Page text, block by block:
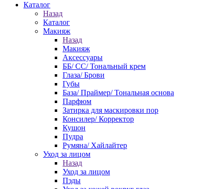
Каталог
Назад
Каталог
Макияж
Назад
Макияж
Аксессуары
ББ/ СС/ Тональный крем
Глаза/ Брови
Губы
База/ Праймер/ Тональная основа
Парфюм
Затирка для маскировки пор
Консилер/ Корректор
Кушон
Пудра
Румяна/ Хайлайтер
Уход за лицом
Назад
Уход за лицом
Пэды